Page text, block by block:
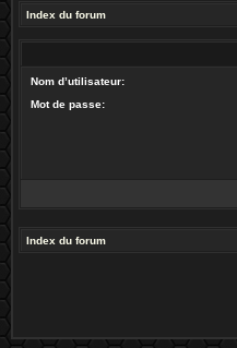
Index du forum
Nom d’utilisateur:
Mot de passe:
Index du forum